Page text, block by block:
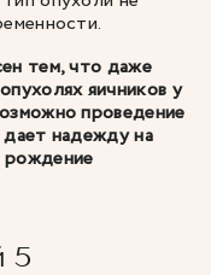
тем, что даже
яичников у
проведение
надежду на
рождение
5